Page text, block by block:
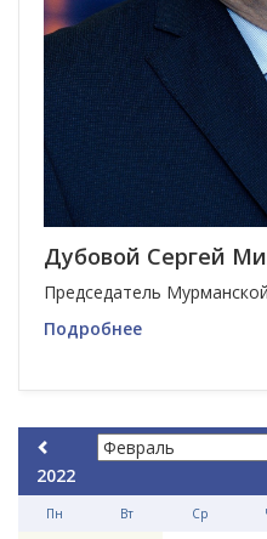
Дубовой Сергей
Председатель
Подробнее
2022
Пн Вт Ср